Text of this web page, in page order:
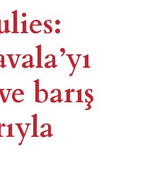
barış